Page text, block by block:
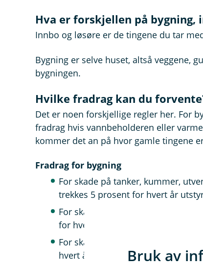
Hva er forskjellen på bygning,
Innbo og løsøre er de tingene du tar
Bygning er selve huset, altså veggene,
bygningen.
Hvilke fradrag kan du
Det er noen forskjellige regler her. For
fradrag hvis vannbeholderen eller
kommer det an på hvor gamle tingene
Fradrag for bygning
For skade på tanker, kummer,
trekkes 5 prosent for hvert år
For skade på
for hvert år utstyret er eldre enn 10
For skade på varmepumpe luft-
hvert år varmepumpen er eldre
Bruk av